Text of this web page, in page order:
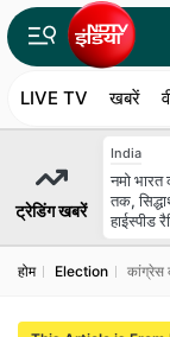
LIVE TV खबरें
ट्रेडिंग खबरें
India
नमो भारत
तक,
हाईस्पीड
होम Election कांग्रेस